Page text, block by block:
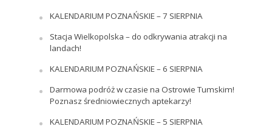
KALENDARIUM POZNAŃSKIE – 7 SIERPNIA
Stacja Wielkopolska – do odkrywania atrakcji na
landach!
KALENDARIUM POZNAŃSKIE – 6 SIERPNIA
Darmowa podróż w czasie na Ostrowie Tumskim!
Poznasz średniowiecznych aptekarzy!
KALENDARIUM POZNAŃSKIE – 5 SIERPNIA